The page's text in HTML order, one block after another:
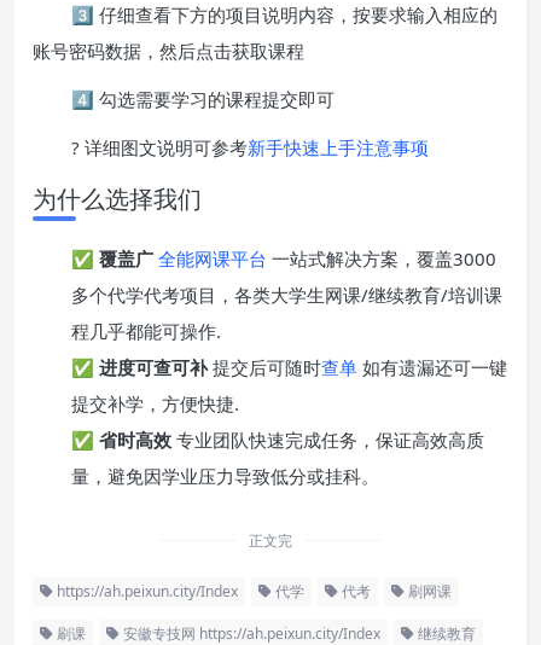
3️⃣ 仔细查看下方的项目说明内容，按要求输入相应的
账号密码数据，然后点击获取课程
4️⃣ 勾选需要学习的课程提交即可
? 详细图文说明可参考新手快速上手注意事项
为什么选择我们
✅ 覆盖广 全能网课平台 一站式解决方案，覆盖3000
多个代学代考项目，各类大学生网课/继续教育/培训课
程几乎都能可操作.
✅ 进度可查可补提交后可随时查单 如有遗漏还可一键
提交补学，方便快捷.
✅ 省时高效 专业团队快速完成任务，保证高效高质
量，避免因学业压力导致低分或挂科。
正文完
https://ah.peixun.city/Index 代学 代考 刷网课
刷课 安徽专技网 https://ah.peixun.city/Index 继续教育